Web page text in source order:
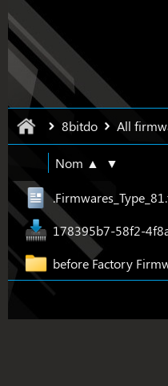
8bitdo All
Nom ▲ ▼
178395b7-58f2-
before Factory